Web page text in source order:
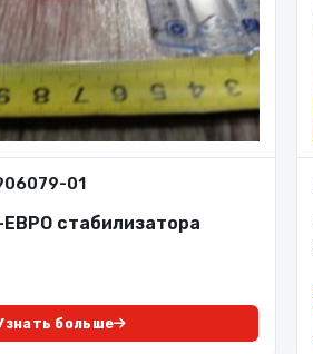
01
стабилизатора
больше